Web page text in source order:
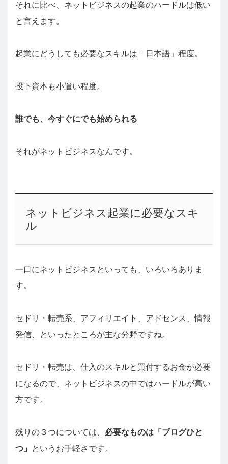
それに比べ、ネットビジネスの起業のハードルは低い
と言えます。
起業にどうしても必要なスキルは「日本語」程度。
投下資本も小遣い程度。
誰でも、今すぐにでも始められる
それがネットビジネスなんです。
ネットビジネス起業に必要なスキ
ル
一口にネットビジネスといっても、いろいろありま
す。
セドリ・転売系、アフィリエイト、アドセンス、情報
発信、といったところが主な分野ですね。
セドリ・転売は、仕入のスキルと買付するお金が必要
になるので、ネットビジネスの中ではハードルが高い
方です。
残りの３つについては、 必要なものは「ブログひと
つ」
というお手軽さです。